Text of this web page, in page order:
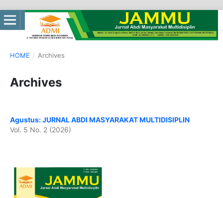
HOME / Archives
Archives
Agustus: JURNAL ABDI MASYARAKAT MULTIDISIPLIN
Vol. 5 No. 2 (2026)